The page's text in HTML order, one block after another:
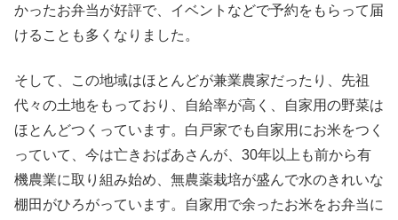
かったお弁当が好評で、イベントなどで予約をもらって届
けることも多くなりました。
そして、この地域はほとんどが兼業農家だったり、先祖
代々の土地をもっており、自給率が高く、自家用の野菜は
ほとんどつくっています。白戸家でも自家用にお米をつく
っていて、今は亡きおばあさんが、30年以上も前から有
機農業に取り組み始め、無農薬栽培が盛んで水のきれいな
棚田がひろがっています。自家用で余ったお米をお弁当に